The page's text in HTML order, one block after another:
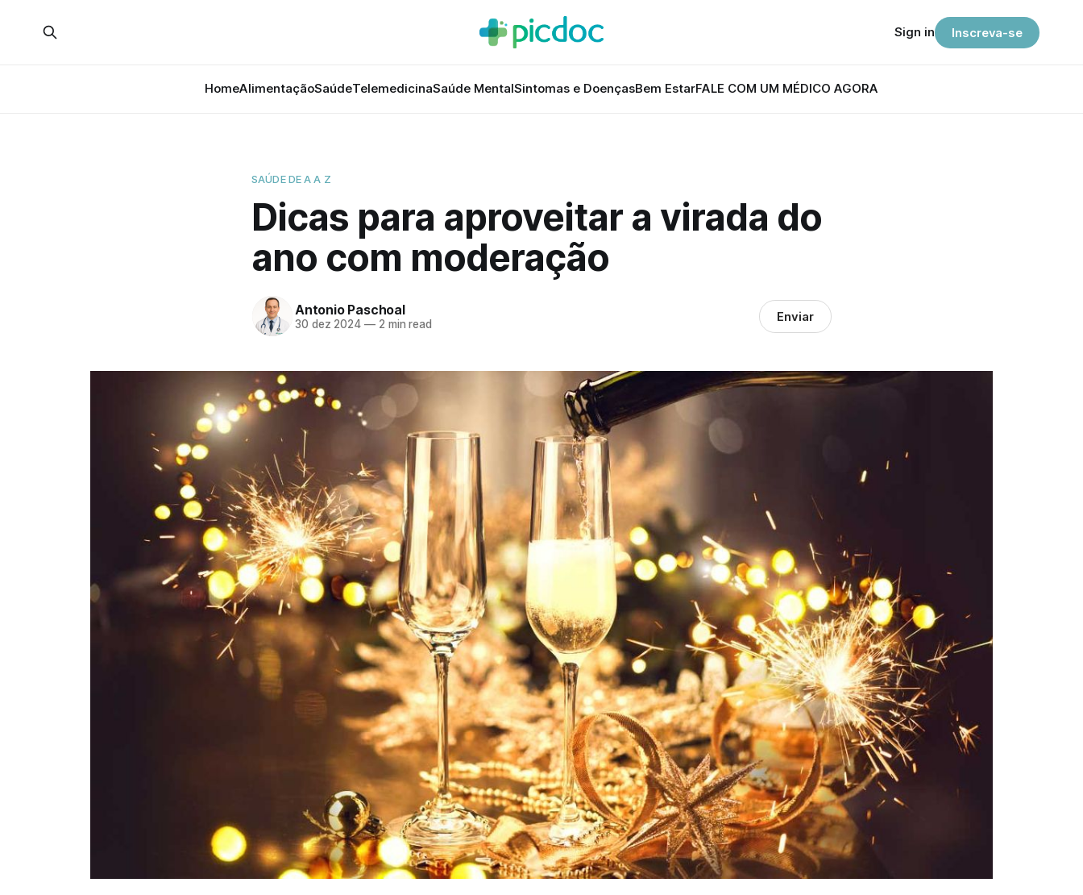
HomeAlimentaçãoSaúdeTelemedicinaSaúde MentalSintomas e DoençasBem EstarFALE COM UM MÉDICO AGORA
Sign in Inscreva-se
SAÚDE DE A A Z
Dicas para aproveitar a virada do
ano com moderação
Antonio Paschoal
30 dez 2024 —2 min read Enviar